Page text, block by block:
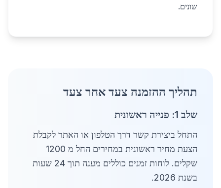
שונים.
תהליך ההזמנה צעד אחר צעד
שלב 1: פנייה ראשונית
התחל ביצירת קשר דרך הטלפון או האתר לקבלת
הצעת מחיר ראשונית במחירים החל מ 1200
שקלים. לוחות זמנים כוללים מענה תוך 24 שעות
בשנת 2026.